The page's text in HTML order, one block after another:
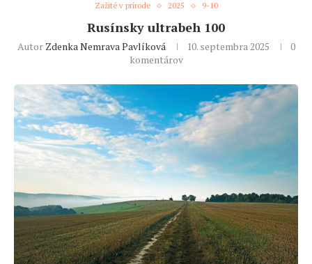
Zažité v prírode 2025 9-10
Rusínsky ultrabeh 100
Autor Zdenka Nemrava Pavlíková 10. septembra 2025
0
komentárov